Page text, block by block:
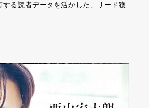
する読者データを活かした、リード獲